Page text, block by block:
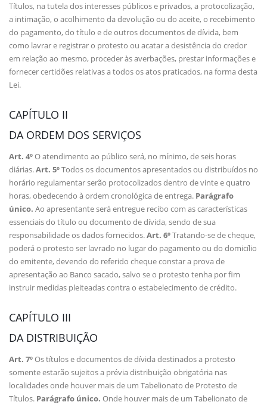
Títulos, na tutela dos interesses públicos e privados, a protocolização,
a intimação, o acolhimento da devolução ou do aceite, o recebimento
do pagamento, do título e de outros documentos de dívida, bem
como lavrar e registrar o protesto ou acatar a desistência do credor
em relação ao mesmo, proceder às averbações, prestar informações e
fornecer certidões relativas a todos os atos praticados, na forma desta
Lei.
CAPÍTULO II
DA ORDEM DOS SERVIÇOS
Art. 4ºO atendimento ao público será, no mínimo, de seis horas
diárias.Art. 5ºTodos os documentos apresentados ou distribuídos no
horário regulamentar serão protocolizados dentro de vinte e quatro
horas, obedecendo à ordem cronológica de entrega. Parágrafo
único. Ao apresentante será entregue recibo com as características
essenciais do título ou documento de dívida, sendo de sua
responsabilidade os dados fornecidos.Art. 6ºTratando-se de cheque,
poderá o protesto ser lavrado no lugar do pagamento ou do domicílio
do emitente, devendo do referido cheque constar a prova de
apresentação ao Banco sacado, salvo se o protesto tenha por fim
instruir medidas pleiteadas contra o estabelecimento de crédito.
CAPÍTULO III
DA DISTRIBUIÇÃO
Art. 7ºOs títulos e documentos de dívida destinados a protesto
somente estarão sujeitos a prévia distribuição obrigatória nas
localidades onde houver mais de um Tabelionato de Protesto de
Títulos. Parágrafo único. Onde houver mais de um Tabelionato de